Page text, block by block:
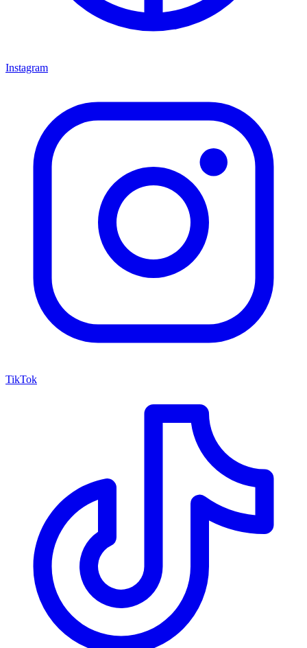
Instagram
TikTok